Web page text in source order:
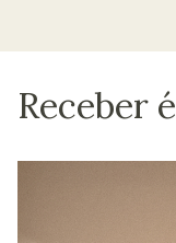
Receber